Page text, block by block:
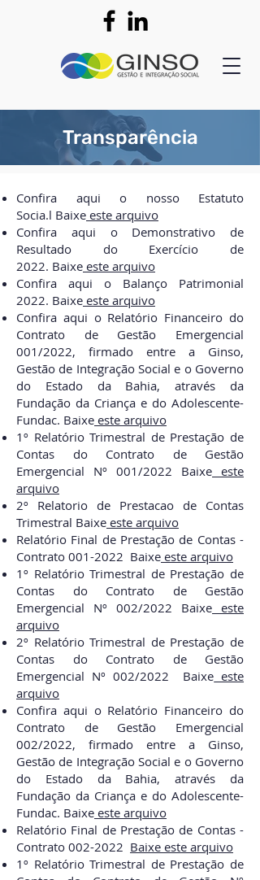
Transparência
Confira aqui o nosso Estatuto
Socia.l Baixe este arquivo
Confira aqui o Demonstrativo de
Resultado do Exercício de
2022. Baixe este arquivo
Confira aqui o Balanço Patrimonial
2022. Baixe este arquivo
Confira aqui o Relatório Financeiro do
Contrato de Gestão Emergencial
001/2022, firmado entre a Ginso,
Gestão de Integração Social e o Governo
do Estado da Bahia, através da
Fundação da Criança e do Adolescente-
Fundac. Baixe este arquivo
1º Relatório Trimestral de Prestação de
Contas do Contrato de Gestão
Emergencial Nº 001/2022 Baixe este
arquivo
2º Relatorio de Prestacao de Contas
Trimestral Baixe este arquivo
Relatório Final de Prestação de Contas -
Contrato 001-2022 Baixe este arquivo
1º Relatório Trimestral de Prestação de
Contas do Contrato de Gestão
Emergencial Nº 002/2022 Baixe este
arquivo
2º Relatório Trimestral de Prestação de
Contas do Contrato de Gestão
Emergencial Nº 002/2022 Baixe este
arquivo
Confira aqui o Relatório Financeiro do
Contrato de Gestão Emergencial
002/2022, firmado entre a Ginso,
Gestão de Integração Social e o Governo
do Estado da Bahia, através da
Fundação da Criança e do Adolescente-
Fundac. Baixe este arquivo
Relatório Final de Prestação de Contas -
Contrato 002-2022 Baixe este arquivo
1º Relatório Trimestral de Prestação de